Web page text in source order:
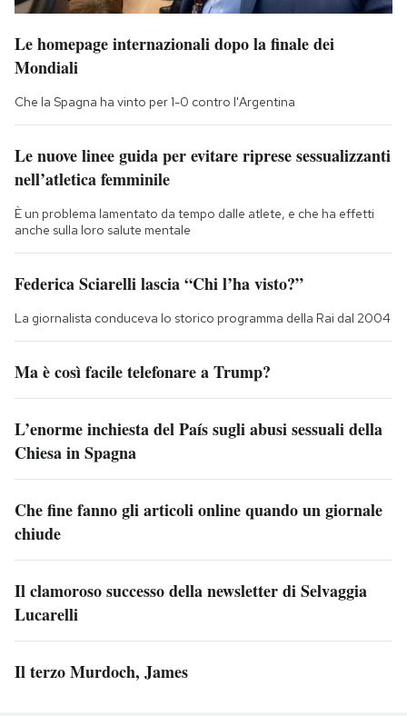
Le homepage internazionali dopo la finale dei
Mondiali
Che la Spagna ha vinto per 1-0 contro l'Argentina
Le nuove linee guida per evitare riprese sessualizzanti
nell’atletica femminile
È un problema lamentato da tempo dalle atlete, e che ha effetti
anche sulla loro salute mentale
Federica Sciarelli lascia “Chi l’ha visto?”
La giornalista conduceva lo storico programma della Rai dal 2004
Ma è così facile telefonare a Trump?
L’enorme inchiesta del País sugli abusi sessuali della
Chiesa in Spagna
Che fine fanno gli articoli online quando un giornale
chiude
Il clamoroso successo della newsletter di Selvaggia
Lucarelli
Il terzo Murdoch, James